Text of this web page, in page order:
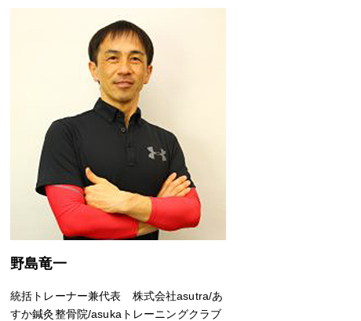
野島竜一
統括トレーナー兼代表 株式会社asutra/あ
すか鍼灸整骨院/asukaトレーニングクラブ